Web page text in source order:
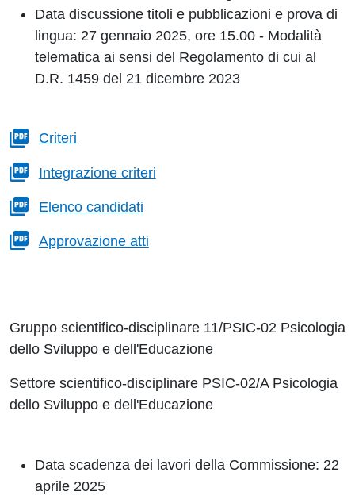
Data discussione titoli e pubblicazioni e prova di
lingua: 27 gennaio 2025, ore 15.00 - Modalità
telematica ai sensi del Regolamento di cui al
D.R. 1459 del 21 dicembre 2023
Criteri
Integrazione criteri
Elenco candidati
Approvazione atti
Gruppo scientifico-disciplinare 11/PSIC-02 Psicologia
dello Sviluppo e dell'Educazione
Settore scientifico-disciplinare PSIC-02/A Psicologia
dello Sviluppo e dell'Educazione
Data scadenza dei lavori della Commissione: 22
aprile 2025